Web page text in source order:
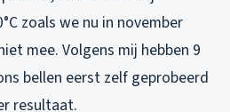
zoals we nu in november
mee. Volgens mij hebben 9
bellen eerst zelf geprobeerd
resultaat.